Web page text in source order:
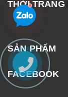
THỜI TRANG
SẢN PHẨM
FACEBOOK